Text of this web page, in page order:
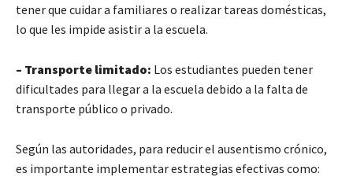
tener que cuidar a familiares o realizar tareas domésticas,
lo que les impide asistir a la escuela.
– Transporte limitado: Los estudiantes pueden tener
dificultades para llegar a la escuela debido a la falta de
transporte público o privado.
Según las autoridades, para reducir el ausentismo crónico,
es importante implementar estrategias efectivas como: